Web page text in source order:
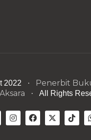
2022 · Penerbit
· All Rights